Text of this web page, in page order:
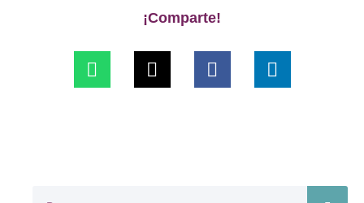
¡Comparte!